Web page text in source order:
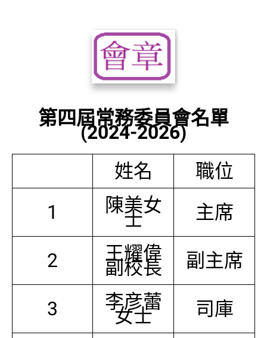
第四屆常務委員會名單
(2024-2026)
姓名
職位
1
陳美女
士 主席
2 王耀偉
副校長 副主席
3 李彦蕾
女士 司庫